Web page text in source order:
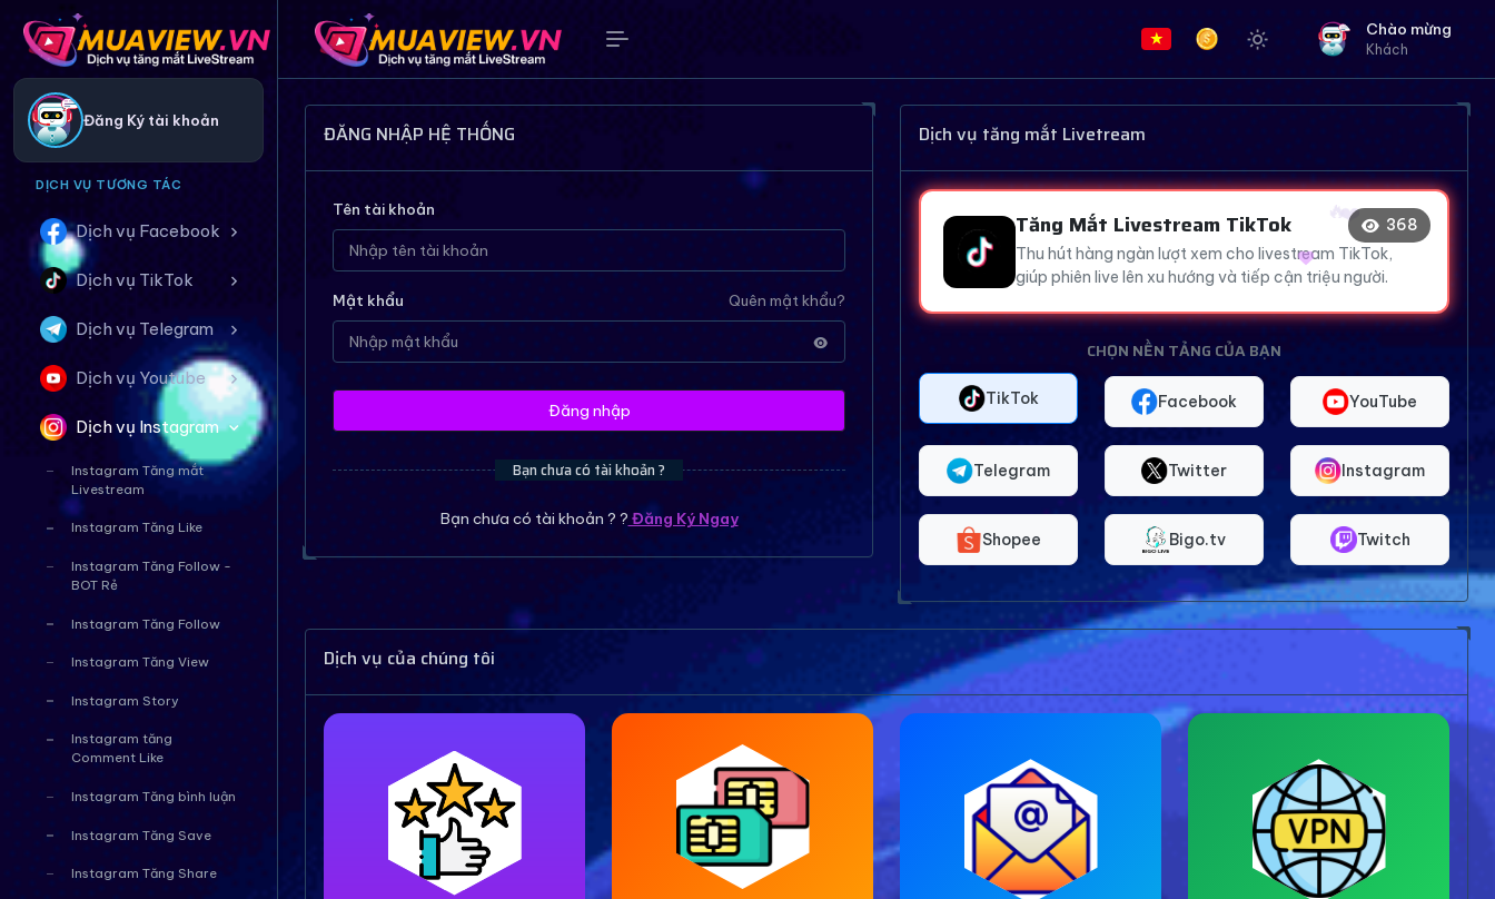
Chào mừng
Khách
Đăng Ký tài khoản
DỊCH VỤ TƯƠNG TÁC
Dịch vụ Facebook
Dịch vụ TikTok
Dịch vụ Telegram
Dịch vụ Youtube
Dịch vụ Instagram
Instagram Tăng mắt
Livestream
Instagram Tăng Like
Instagram Tăng Follow -
BOT Rẻ
Instagram Tăng Follow
Instagram Tăng View
Instagram Story
Instagram tăng
Comment Like
Instagram Tăng bình luận
Instagram Tăng Save
Instagram Tăng Share
ĐĂNG NHẬP HỆ THỐNG
Tên tài khoản
Quên mật khẩu?
Mật khẩu
Đăng nhập
Bạn chưa có tài khoản ?
Bạn chưa có tài khoản ? ? Đăng Ký Ngay
Dịch vụ tăng mắt Livetream
Tăng Mắt Livestream TikTok
Thu hút hàng ngàn lượt xem cho livestream TikTok,
giúp phiên live lên xu hướng và tiếp cận triệu người.
373
❤️
🔥
🔥
🔥
👍
😍
❤️
CHỌN NỀN TẢNG CỦA BẠN
TikTok Facebook YouTube
Telegram Twitter Instagram
Shopee Bigo.tv Twitch
Dịch vụ của chúng tôi